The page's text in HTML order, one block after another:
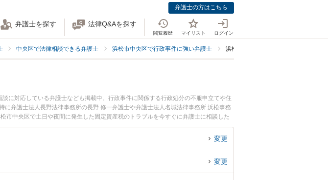
弁護士の方はこちら
弁護士を探す 法律Q&Aを探す
閲覧履歴 マイリスト ログイン
中央区で法律相談できる弁護士 浜松市中央区で行政事件に強い弁護士 浜松市中央区で固定資産税に強い弁護
に対応している弁護士なども掲載中。行政事件に関係する行政処分の不服申立てや住
弁護士法人長野法律事務所の長野 修一弁護士や弁護士法人名城法律事務所 浜松事務
中央区で土日や夜間に発生した固定資産税のトラブルを今すぐに弁護士に相談した
固定資産税を法律相談できる浜松市中央区内の弁護士に相談予約したい』などでお困
変更
変更